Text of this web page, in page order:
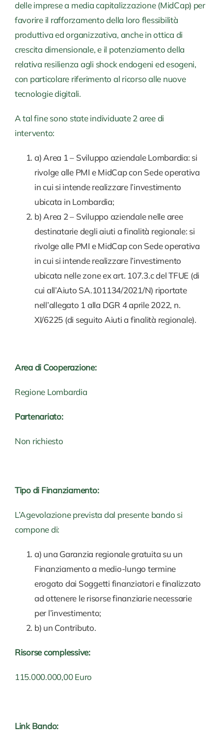
delle imprese a media capitalizzazione (MidCap) per
favorire il rafforzamento della loro flessibilità
produttiva ed organizzativa, anche in ottica di
crescita dimensionale, e il potenziamento della
relativa resilienza agli shock endogeni ed esogeni,
con particolare riferimento al ricorso alle nuove
tecnologie digitali.
A tal fine sono state individuate 2 aree di
intervento:
a) Area 1 – Sviluppo aziendale Lombardia: si
rivolge alle PMI e MidCap con Sede operativa
in cui si intende realizzare l’investimento
ubicata in Lombardia;
b) Area 2 – Sviluppo aziendale nelle aree
destinatarie degli aiuti a finalità regionale: si
rivolge alle PMI e MidCap con Sede operativa
in cui si intende realizzare l’investimento
ubicata nelle zone ex art. 107.3.c del TFUE (di
cui all’Aiuto SA.101134/2021/N) riportate
nell’allegato 1 alla DGR 4 aprile 2022, n.
XI/6225 (di seguito Aiuti a finalità regionale).
Area di Cooperazione:
Regione Lombardia
Partenariato:
Non richiesto
Tipo di Finanziamento:
L’Agevolazione prevista dal presente bando si
compone di:
a) una Garanzia regionale gratuita su un
Finanziamento a medio-lungo termine
erogato dai Soggetti finanziatori e finalizzato
ad ottenere le risorse finanziarie necessarie
per l’investimento;
b) un Contributo.
Risorse complessive:
115.000.000,00 Euro
Link Bando: